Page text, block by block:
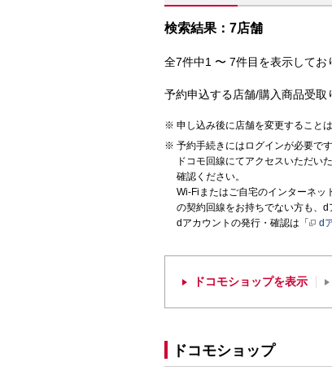
検索結果：7店舗
全7件中1 〜 7件目を表示してお
予約申込する店舗/購入商品受取
申し込み後に店舗を変更することは
予約手続きにはログインが必要です
ドコモ回線にてアクセスいただい
確認ください。
Wi-Fiまたはご自宅のインターネッ
の契約回線をお持ちでない方も、d
dアカウントの発行・確認は「
d
ドコモショップを表示
ドコモショップ